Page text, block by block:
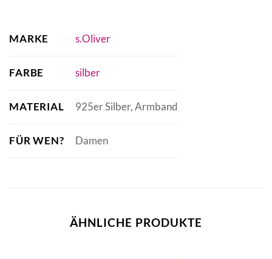
MARKE s.Oliver
FARBE silber
MATERIAL 925er Silber, Armband
FÜR WEN? Damen
ÄHNLICHE PRODUKTE